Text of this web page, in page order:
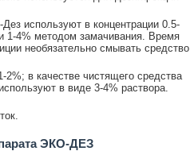
используют в концентрации 0.5-
1-4% методом замачивания. Время
необязательно смывать средство
в качестве чистящего средства
в виде 3-4% раствора.
ЭКО-ДЕЗ